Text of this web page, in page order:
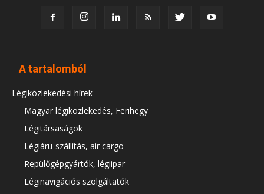
A tartalomból
Légiközlekedési hírek
Magyar légiközlekedés, Ferihegy
Légitársaságok
Légiáru-szállítás, air cargo
Repülőgépgyártók, légiipar
Léginavigációs szolgáltatók